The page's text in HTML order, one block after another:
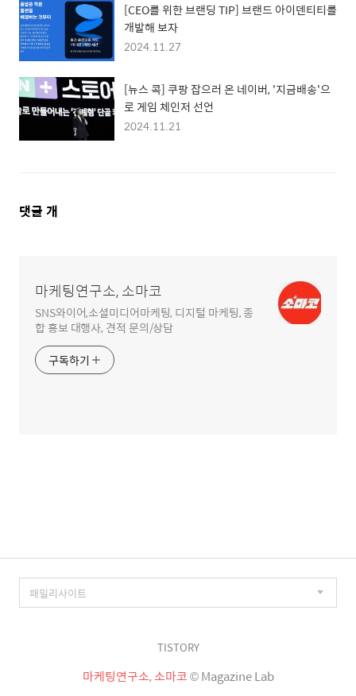
[CEO를 위한 브랜딩 TIP] 브랜드 아이덴티티를
개발해 보자
2024.11.27
[뉴스 콕] 쿠팡 잡으러 온 네이버, '지금배송'으
로 게임 체인저 선언
2024.11.21
댓
댓글 개
마케팅연구소, 소마코
SNS와이어,소셜미디어마케팅, 디지털 마케팅, 종
합 홍보 대행사, 견적 문의/상담
구독하기
TISTORY
마케팅연구소, 소마코© Magazine Lab